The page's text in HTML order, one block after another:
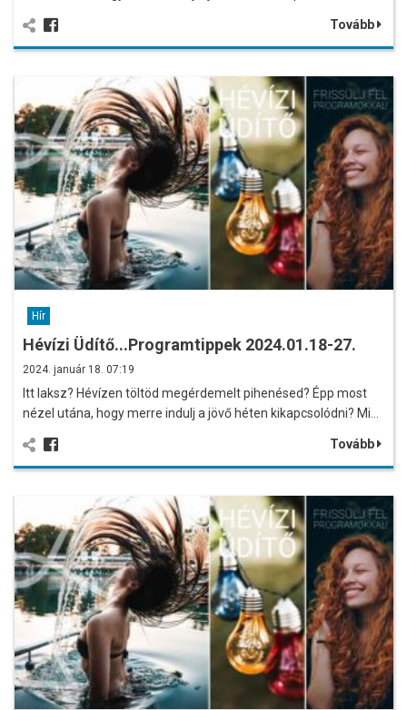
Tovább
Hír
Hévízi Üdítő...Programtippek 2024.01.18-27.
2024. január 18. 07:19
Itt laksz? Hévízen töltöd megérdemelt pihenésed? Épp most
nézel utána, hogy merre indulj a jövő héten kikapcsolódni? Mi…
Tovább